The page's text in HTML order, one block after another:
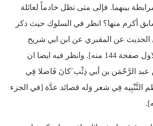
بينهما. فإلى متى تظل خادماً لعائلة
أكرم منها؟ انظر في السلوك حيث ذكر
الحديث عن المقبري عن ابن ابي شريح
الكعبي [في الجزء الاول صفحة 144 منه]. وانظر فيه ايضا ان
عبد الرَّحْمَن بن أبي ذِئْب َكانَ فَاضلا فِي
التَّنْبِيه فِي شعر وَله قصائد عدَّة [في الجزء